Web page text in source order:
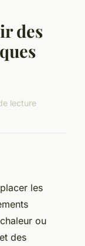
des
lecture
les
ou
des